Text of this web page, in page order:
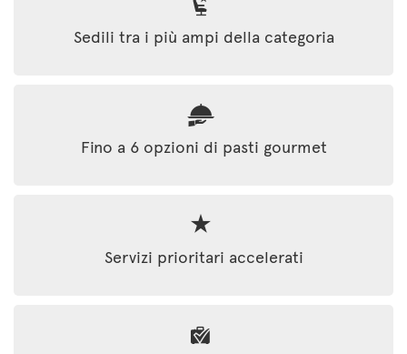
Sedili tra i più ampi della categoria
Fino a 6 opzioni di pasti gourmet
Servizi prioritari accelerati